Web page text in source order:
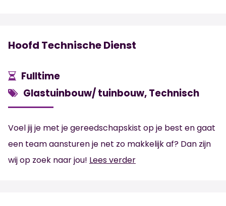
Hoofd Technische Dienst
Fulltime
Glastuinbouw/ tuinbouw, Technisch
Voel jij je met je gereedschapskist op je best en gaat
een team aansturen je net zo makkelijk af? Dan zijn
wij op zoek naar jou! Lees verder